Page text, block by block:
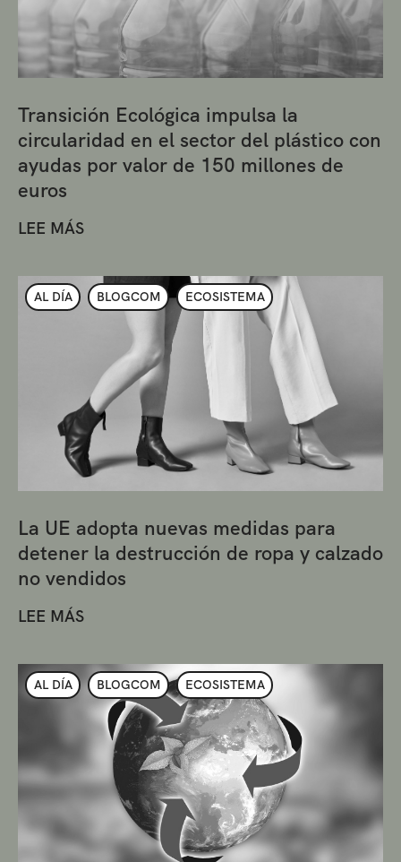
Transición Ecológica impulsa la
circularidad en el sector del plástico con
ayudas por valor de 150 millones de
euros
LEE MÁS
AL DÍA BLOGCOM ECOSISTEMA
La UE adopta nuevas medidas para
detener la destrucción de ropa y calzado
no vendidos
LEE MÁS
AL DÍA BLOGCOM ECOSISTEMA